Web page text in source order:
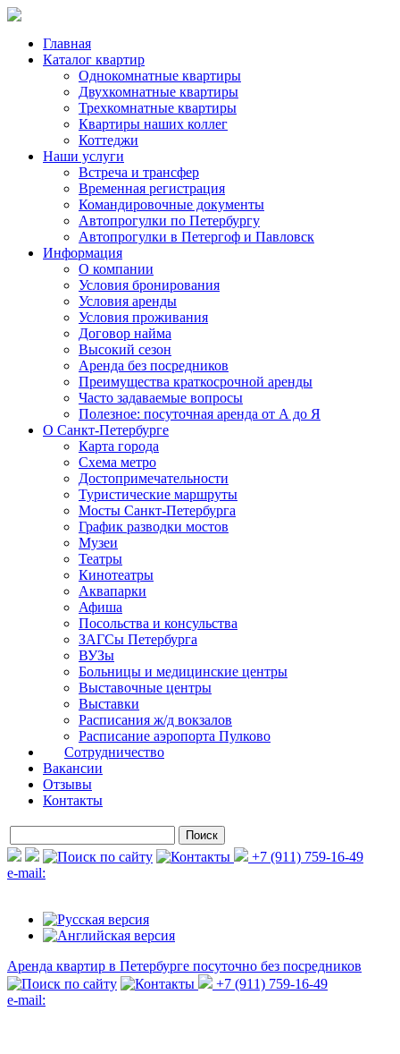
Главная
Каталог квартир
Однокомнатные квартиры
Двухкомнатные квартиры
Трехкомнатные квартиры
Квартиры наших коллег
Коттеджи
Наши услуги
Встреча и трансфер
Временная регистрация
Командировочные документы
Автопрогулки по Петербургу
Автопрогулки в Петергоф и Павловск
Информация
О компании
Условия бронирования
Условия аренды
Условия проживания
Договор найма
Высокий сезон
Аренда без посредников
Преимущества краткосрочной аренды
Часто задаваемые вопросы
Полезное: посуточная аренда от А до Я
О Санкт-Петербурге
Карта города
Схема метро
Достопримечательности
Туристические маршруты
Мосты Санкт-Петербурга
График разводки мостов
Музеи
Театры
Кинотеатры
Аквапарки
Афиша
Посольства и консульства
ЗАГСы Петербурга
ВУЗы
Больницы и медицинские центры
Выставочные центры
Выставки
Расписания ж/д вокзалов
Расписание аэропорта Пулково
Сотрудничество
Вакансии
Отзывы
Контакты
+7 (911) 759-16-49
e-mail:
Аренда квартир в Петербурге посуточно без посредников
+7 (911) 759-16-49
e-mail: